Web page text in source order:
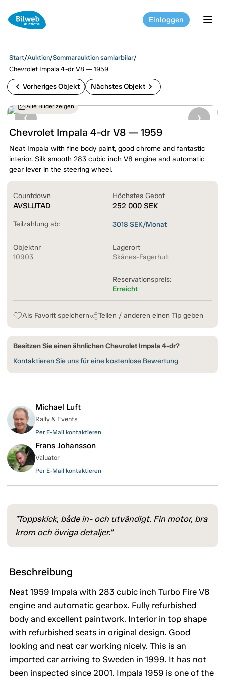
Einloggen
Start/Auktion/Sommarauktion samlarbilar/
Chevrolet Impala 4-dr V8 — 1959
chevron_left Vorheriges Objekt Nächstes Objekt chevron_right
Alle Bilder zeigen
Chevrolet Impala 4-dr V8 — 1959
Neat Impala with fine body paint, good chrome and fantastic
interior. Silk smooth 283 cubic inch V8 engine and automatic
gear lever in the steering wheel.
Countdown
AVSLUTAD
Höchstes Gebot
252 000 SEK
Teilzahlung ab: 3018 SEK/Monat
Objektnr
10903
Lagerort
Skånes-Fagerhult
Reservationspreis:
Erreicht
Als Favorit speichern Teilen / anderen einen Tip geben
Besitzen Sie einen ähnlichen Chevrolet Impala 4-dr?
Kontaktieren Sie uns für eine kostenlose Bewertung
Michael Luft
Rally & Events
Per E-Mail kontaktieren
Frans Johansson
Valuator
Per E-Mail kontaktieren
"Toppskick, både in- och utvändigt. Fin motor, bra
krom och övriga detaljer."
Beschreibung
Neat 1959 Impala with 283 cubic inch Turbo Fire V8
engine and automatic gearbox. Fully refurbished
body and excellent paintwork. Interior in top shape
with refurbished seats in original design. Good
looking and neat car working nicely. This is an
imported car arriving to Sweden in 1999. It has not
been inspected since 2001. Impala 1959 is one of the